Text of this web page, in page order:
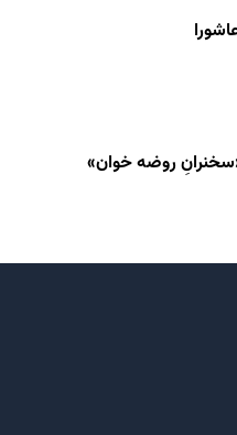
روضه خوان»